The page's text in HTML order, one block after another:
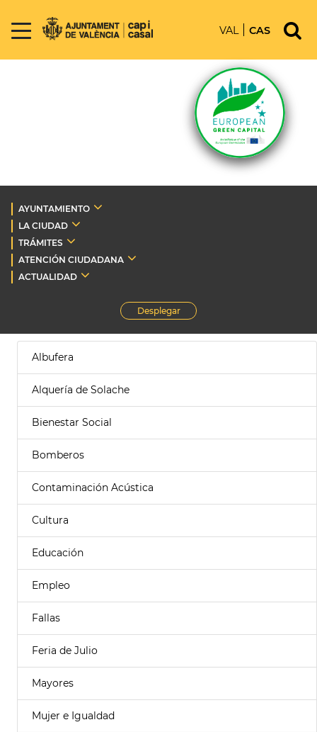
VAL CAS
AYUNTAMIENTO
LA CIUDAD
TRÁMITES
ATENCIÓN CIUDADANA
ACTUALIDAD
Desplegar
Albufera
Alquería de Solache
Bienestar Social
Bomberos
Contaminación Acústica
Cultura
Educación
Empleo
Fallas
Feria de Julio
Mayores
Mujer e Igualdad